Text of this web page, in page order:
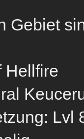
Gebiet
Hellfire
Lvl